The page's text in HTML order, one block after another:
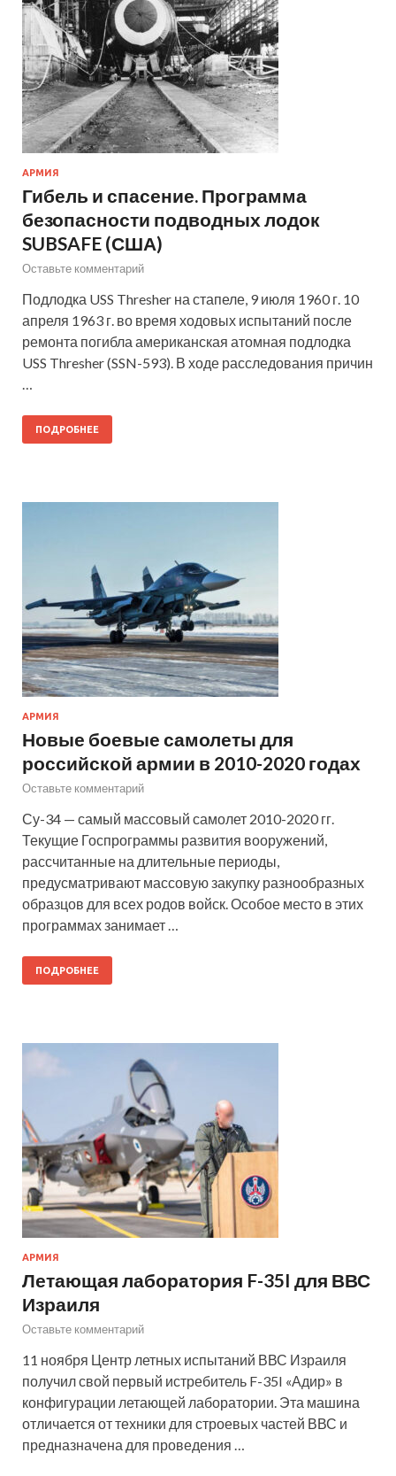
АРМИЯ
Гибель и спасение. Программа
безопасности подводных лодок
SUBSAFE (США)
Оставьте комментарий
Подлодка USS Thresher на стапеле, 9 июля 1960 г. 10
апреля 1963 г. во время ходовых испытаний после
ремонта погибла американская атомная подлодка
USS Thresher (SSN-593). В ходе расследования причин
ПОДРОБНЕЕ
АРМИЯ
Новые боевые самолеты для
российской армии в 2010-2020 годах
Оставьте комментарий
Су-34 — самый массовый самолет 2010-2020 гг.
Текущие Госпрограммы развития вооружений,
рассчитанные на длительные периоды,
предусматривают массовую закупку разнообразных
образцов для всех родов войск. Особое место в этих
программах занимает …
ПОДРОБНЕЕ
АРМИЯ
Летающая лаборатория F-35I для ВВС
Израиля
Оставьте комментарий
11 ноября Центр летных испытаний ВВС Израиля
получил свой первый истребитель F-35I «Адир» в
конфигурации летающей лаборатории. Эта машина
отличается от техники для строевых частей ВВС и
предназначена для проведения …